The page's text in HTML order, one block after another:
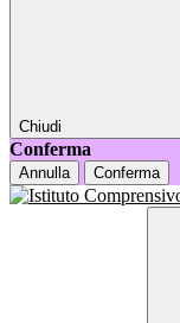
Chiudi
Conferma
Annulla Conferma